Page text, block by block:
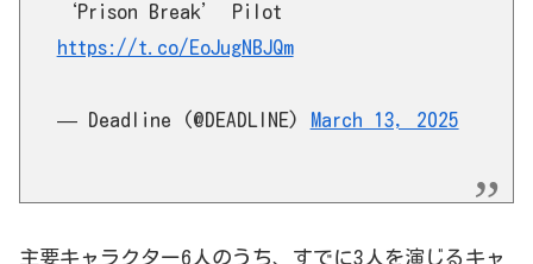
‘Prison Break’ Pilot
https://t.co/EoJugNBJQm
— Deadline (@DEADLINE) March 13, 2025
主要キャラクター6人のうち、すでに3人を演じるキャ